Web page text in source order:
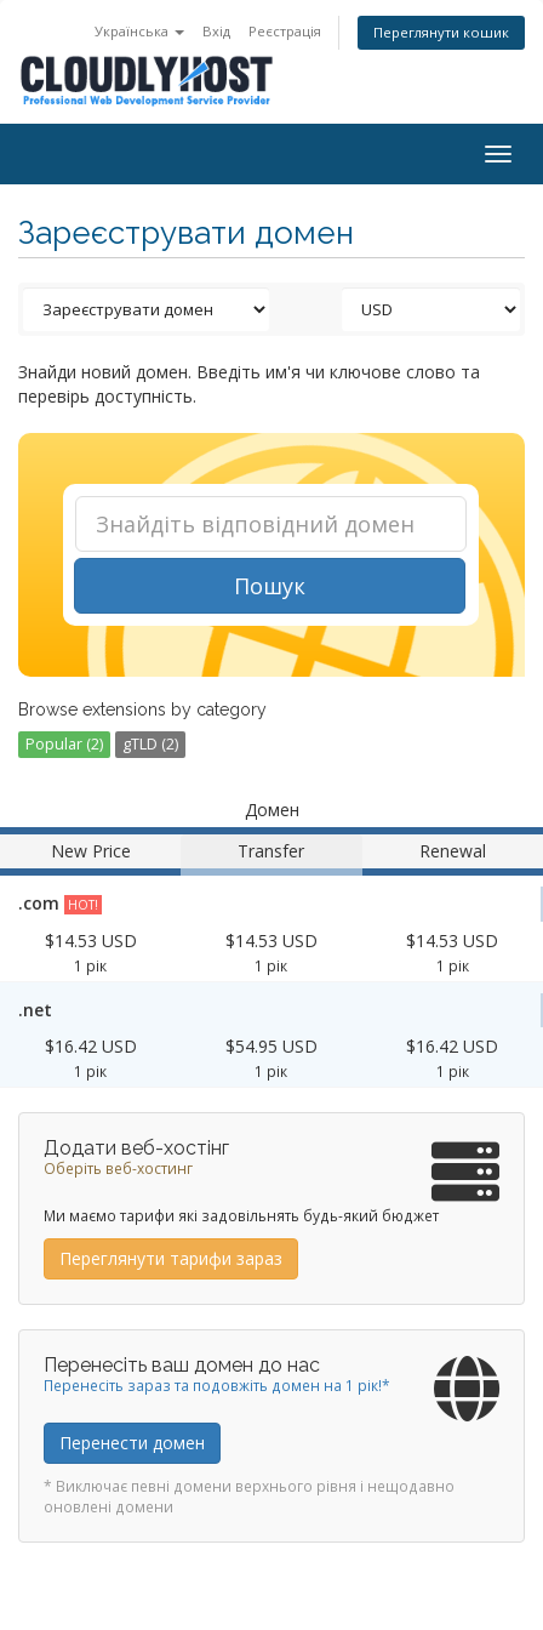
Українська Вхід Реєстрація Переглянути кошик
Зареєструвати домен
Знайди новий домен. Введіть им'я чи ключове слово та
перевірь доступність.
Пошук
Browse extensions by category
Popular (2) gTLD (2)
Домен
New Price
Transfer Renewal
.com HOT!
$14.53 USD
1 рік
$14.53 USD
1 рік
$14.53 USD
1 рік
.net
$16.42 USD
1 рік
$54.95 USD
1 рік
$16.42 USD
1 рік
Додати веб-хостінг
Оберіть веб-хостинг
Ми маємо тарифи які задовільнять будь-який бюджет
Переглянути тарифи зараз
Перенесіть ваш домен до нас
Перенесіть зараз та подовжіть домен на 1 рік!*
Перенести домен
* Виключає певні домени верхнього рівня і нещодавно
оновлені домени